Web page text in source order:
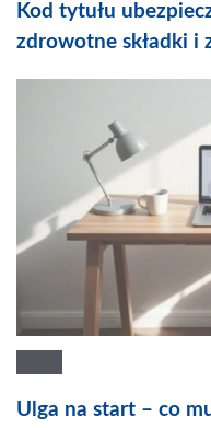
Kod tytułu
zdrowotne składki i
Ulga na start – co